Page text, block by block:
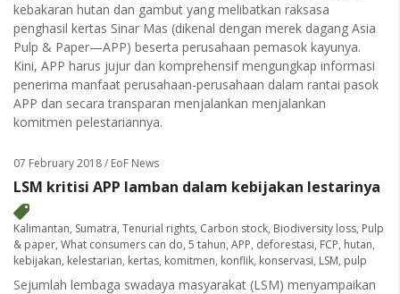
kebakaran hutan dan gambut yang melibatkan raksasa
penghasil kertas Sinar Mas (dikenal dengan merek dagang Asia
Pulp & Paper—APP) beserta perusahaan pemasok kayunya.
Kini, APP harus jujur dan komprehensif mengungkap informasi
penerima manfaat perusahaan-perusahaan dalam rantai pasok
APP dan secara transparan menjalankan menjalankan
komitmen pelestariannya.
07 February 2018/ EoF News
LSM kritisi APP lamban dalam kebijakan lestarinya
Kalimantan, Sumatra, Tenurial rights, Carbon stock, Biodiversity loss, Pulp
& paper, What consumers can do, 5 tahun, APP, deforestasi, FCP, hutan,
kebijakan, kelestarian, kertas, komitmen, konflik, konservasi, LSM, pulp
Sejumlah lembaga swadaya masyarakat (LSM) menyampaikan